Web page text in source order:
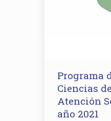
Programa
Ciencias
Atención
año 2021